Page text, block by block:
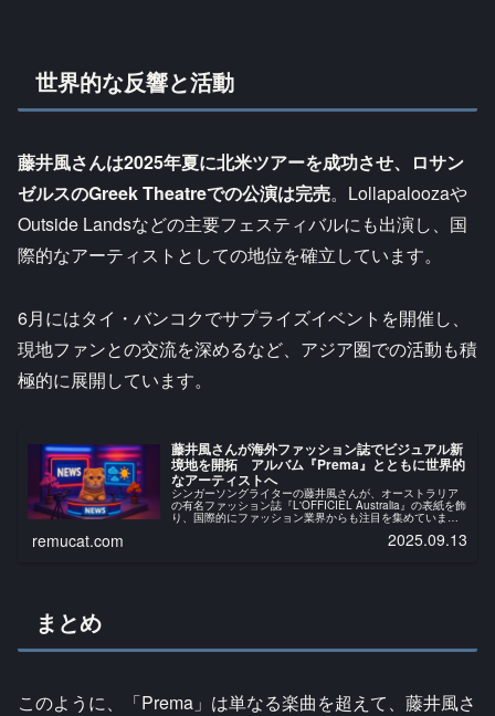
世界的な反響と活動
藤井風さんは2025年夏に北米ツアーを成功させ、ロサン
ゼルスのGreek Theatreでの公演は完売。Lollapaloozaや
Outside Landsなどの主要フェスティバルにも出演し、国
際的なアーティストとしての地位を確立しています。
6月にはタイ・バンコクでサプライズイベントを開催し、
現地ファンとの交流を深めるなど、アジア圏での活動も積
極的に展開しています。
藤井風さんが海外ファッション誌でビジュアル新
境地を開拓 アルバム『Prema』とともに世界的
なアーティストへ
シンガーソングライターの藤井風さんが、オーストラリア
の有名ファッション誌『L'OFFICIEL Australia』の表紙を飾
り、国際的にファッション業界からも注目を集めていま
remucat.com 2025.09.13
まとめ
このように、「Prema」は単なる楽曲を超えて、藤井風さ